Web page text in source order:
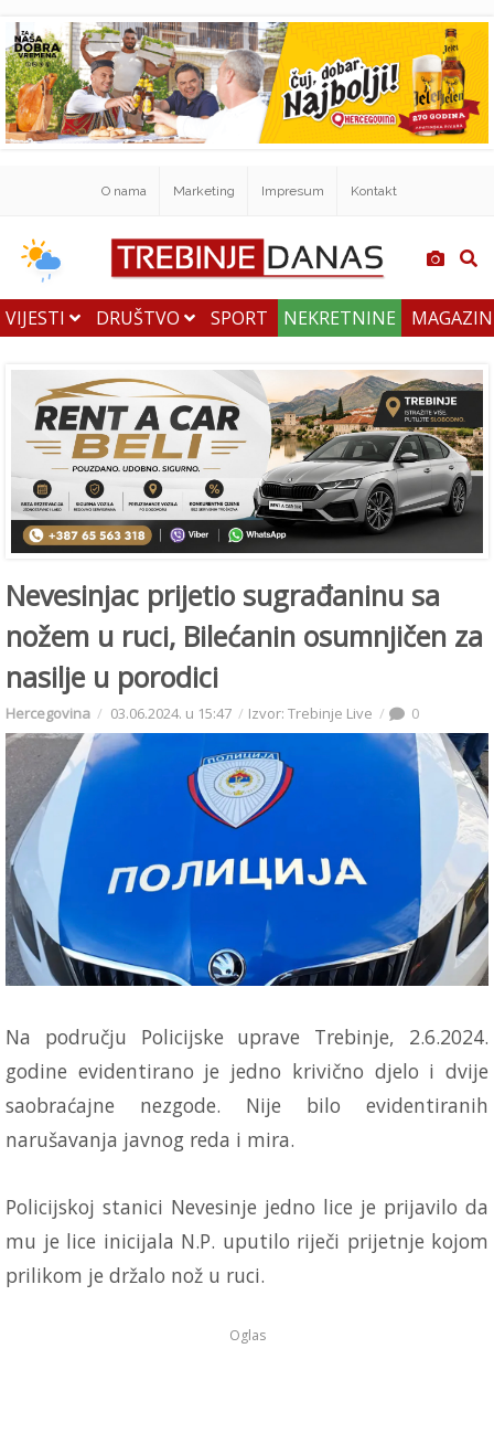
O nama Marketing Impresum Kontakt
VIJESTI DRUŠTVO SPORT NEKRETNINE
Nevesinjac prijetio sugrađaninu sa
nožem u ruci, Bilećanin osumnjičen za
nasilje u porodici
Hercegovina 03.06.2024. u 15:47 Izvor: Trebinje Live 0
Na području Policijske uprave Trebinje, 2.6.2024.
godine evidentirano je jedno krivično djelo i dvije
saobraćajne nezgode. Nije bilo evidentiranih
narušavanja javnog reda i mira.
Policijskoj stanici Nevesinje jedno lice je prijavilo da
mu je lice inicijala N.P. uputilo riječi prijetnje kojom
prilikom je držalo nož u ruci.
Oglas